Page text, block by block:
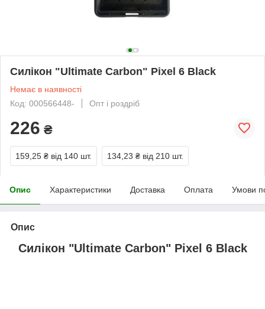
Силікон "Ultimate Carbon" Pixel 6 Black
Немає в наявності
Код: 000566448-
Опт і роздріб
226 ₴
159,25 ₴ від 140 шт. 134,23 ₴ від 210 шт.
Опис Характеристики Доставка Оплата Умови
Опис
Силікон "Ultimate Carbon" Pixel 6 Black